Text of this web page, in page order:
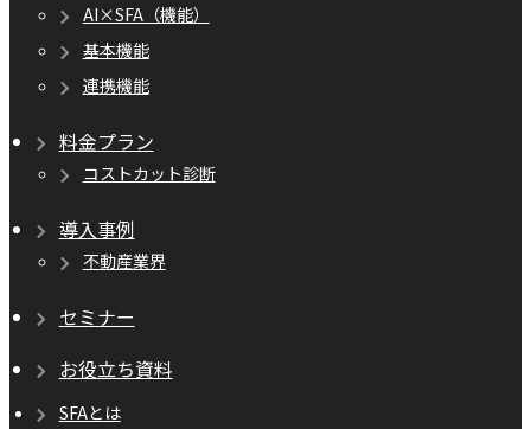
AI×SFA（機能）
基本機能
連携機能
料金プラン
コストカット診断
導入事例
不動産業界
セミナー
お役立ち資料
SFAとは